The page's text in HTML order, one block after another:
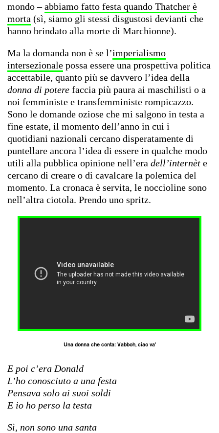
mondo –abbiamo fatto festa quando Thatcher è
morta (sì, siamo gli stessi disgustosi devianti che
hanno brindato alla morte di Marchionne).
Ma la domanda non è se l’imperialismo
intersezionale possa essere una prospettiva politica
accettabile, quanto più se davvero l’idea della
donna di potere faccia più paura ai maschilisti o a
noi femministe e transfemministe rompicazzo.
Sono le domande oziose che mi salgono in testa a
fine estate, il momento dell’anno in cui i
quotidiani nazionali cercano disperatamente di
puntellare ancora l’idea di essere in qualche modo
utili alla pubblica opinione nell’era dell’internèt e
cercano di creare o di cavalcare la polemica del
momento. La cronaca è servita, le noccioline sono
nell’altra ciotola. Prendo uno spritz.
Una donna che conta: Vabboh, ciao va’
E poi c’era Donald
L’ho conosciuto a una festa
Pensava solo ai suoi soldi
E io ho perso la testa
Sì, non sono una santa